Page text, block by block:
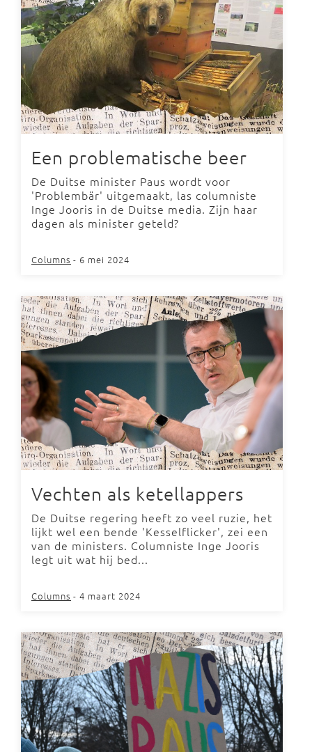
Een problematische beer
De Duitse minister Paus wordt voor
'Problembär' uitgemaakt, las columniste
Inge Jooris in de Duitse media. Zijn haar
dagen als minister geteld?
Columns - 6 mei 2024
Vechten als ketellappers
De Duitse regering heeft zo veel ruzie, het
lijkt wel een bende 'Kesselflicker', zei een
van de ministers. Columniste Inge Jooris
legt uit wat hij bed...
Columns - 4 maart 2024